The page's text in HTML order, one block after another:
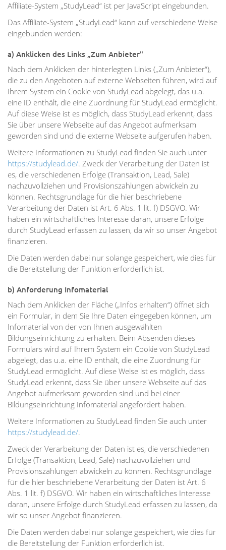
Affiliate-System „StudyLead“ ist per JavaScript eingebunden.
Das Affiliate-System „StudyLead“ kann auf verschiedene Weise
eingebunden werden:
a) Anklicken des Links „Zum Anbieter"
Nach dem Anklicken der hinterlegten Links („Zum Anbieter“),
die zu den Angeboten auf externe Webseiten führen, wird auf
Ihrem System ein Cookie von StudyLead abgelegt, das u.a.
eine ID enthält, die eine Zuordnung für StudyLead ermöglicht.
Auf diese Weise ist es möglich, dass StudyLead erkennt, dass
Sie über unsere Webseite auf das Angebot aufmerksam
geworden sind und die externe Webseite aufgerufen haben.
Weitere Informationen zu StudyLead finden Sie auch unter
https://studylead.de/. Zweck der Verarbeitung der Daten ist
es, die verschiedenen Erfolge (Transaktion, Lead, Sale)
nachzuvollziehen und Provisionszahlungen abwickeln zu
können. Rechtsgrundlage für die hier beschriebene
Verarbeitung der Daten ist Art. 6 Abs. 1 lit. f) DSGVO. Wir
haben ein wirtschaftliches Interesse daran, unsere Erfolge
durch StudyLead erfassen zu lassen, da wir so unser Angebot
finanzieren.
Die Daten werden dabei nur solange gespeichert, wie dies für
die Bereitstellung der Funktion erforderlich ist.
b) Anforderung Infomaterial
Nach dem Anklicken der Fläche („Infos erhalten“) öffnet sich
ein Formular, in dem Sie Ihre Daten eingegeben können, um
Infomaterial von der von Ihnen ausgewählten
Bildungseinrichtung zu erhalten. Beim Absenden dieses
Formulars wird auf Ihrem System ein Cookie von StudyLead
abgelegt, das u.a. eine ID enthält, die eine Zuordnung für
StudyLead ermöglicht. Auf diese Weise ist es möglich, dass
StudyLead erkennt, dass Sie über unsere Webseite auf das
Angebot aufmerksam geworden sind und bei einer
Bildungseinrichtung Infomaterial angefordert haben.
Weitere Informationen zu StudyLead finden Sie auch unter
https://studylead.de/.
Zweck der Verarbeitung der Daten ist es, die verschiedenen
Erfolge (Transaktion, Lead, Sale) nachzuvollziehen und
Provisionszahlungen abwickeln zu können. Rechtsgrundlage
für die hier beschriebene Verarbeitung der Daten ist Art. 6
Abs. 1 lit. f) DSGVO. Wir haben ein wirtschaftliches Interesse
daran, unsere Erfolge durch StudyLead erfassen zu lassen, da
wir so unser Angebot finanzieren.
Die Daten werden dabei nur solange gespeichert, wie dies für
die Bereitstellung der Funktion erforderlich ist.